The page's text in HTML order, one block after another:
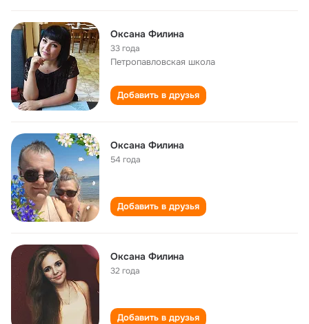
Оксана Филина
33 года
Петропавловская школа
Добавить в друзья
Оксана Филина
54 года
Добавить в друзья
Оксана Филина
32 года
Добавить в друзья